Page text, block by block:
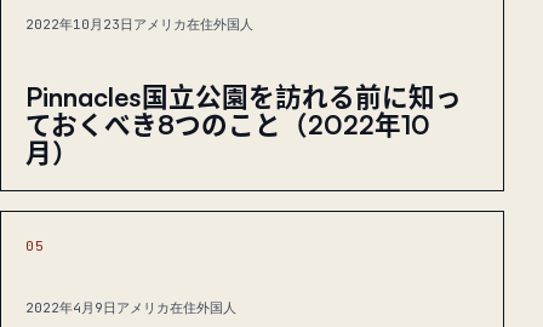
2022年10月23日 アメリカ在住外国人
Pinnacles国立公園を訪れる前に知っ
ておくべき8つのこと（2022年10
月）
05
2022年4月9日 アメリカ在住外国人